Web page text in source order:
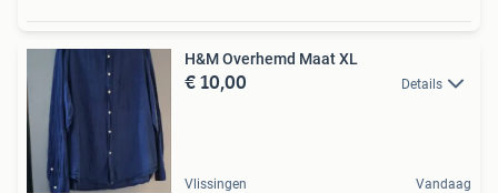
H&M Overhemd Maat XL
€ 10,00 Details
Vlissingen Vandaag